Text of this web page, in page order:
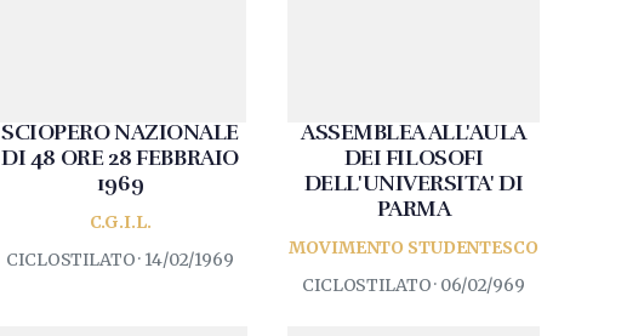
SCIOPERO NAZIONALE
DI 48 ORE 28 FEBBRAIO
1969
C.G.I.L.
CICLOSTILATO · 14/02/1969
ASSEMBLEA ALL'AULA
DEI FILOSOFI
DELL'UNIVERSITA' DI
PARMA
MOVIMENTO STUDENTESCO
CICLOSTILATO · 06/02/969